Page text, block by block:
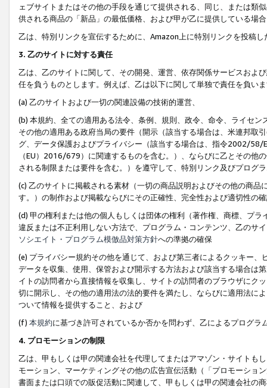
ェブサイトまたはその他の手段を通じて提供される、同じ、または類
供される商品の「新品」の最低価格、および甲が乙に提供している場
乙は、特別リンクを宣伝するために、Amazon上に特別リンクを投稿
3. 乙のサイトに対する責任
乙は、乙のサイトに関して、その開発、運営、依存関係サービスおよ
任を負うものとします。例えば、乙は以下に関して単独で責任を負い
(a) 乙のサイトおよび一切の関連設備の技術的運営、
(b) 本規約、全ての適用ある法令、条例、規則、政令、命令、ライセ
その他の適用ある政府当局の要件（開示（該当する場合は、米連邦取
グ、データ保護およびプライバシー（該当する場合は、指令2002/58/
（EU）2016/679）に関連するものを含む。）、ならびに乙とその他
される制限または要件を含む。）を遵守して、特別リンク及びプログ
(c) 乙のサイトに掲載される素材（一切の商品説明およびその他の商
す。）の制作および掲載ならびにその正確性、完全性および適切性の
(d) 甲の権利または他の個人もしくは団体の権利（著作権、商標、プ
違反または不正利用しない方法で、プログラム・コンテンツ、乙のサ
ソシエイト・プログラム模倣品対策方針への準拠の確保
(e) プライバシー規約その他を通じて、および第三者によるクッキー
データを収集、使用、保管および開示する方法および該当する場合は
イトの訪問者から直接情報を収集し、サイトの訪問者のブラウザにク
切に開示し、その他の適用法の法的要件を満たし、ならびに適用法に
ついて情報を提供すること、および
(f) 本規約に基づき許可されているか否かを問わず、乙によるプログ
4. プロモーションの制限
乙は、甲もしくは甲の関連会社を代理してまたはアマゾン・サイトも
モーション、マーケティングその他の広告宣伝活動（「プロモーショ
書面または口頭での販促活動に関連して、甲もしくは甲の関連会社の